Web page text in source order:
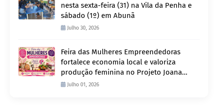
nesta sexta-feira (31) na Vila da Penha e
sábado (1º) em Abunã
Julho 30, 2026
Feira das Mulheres Empreendedoras
fortalece economia local e valoriza
produção feminina no Projeto Joana
D’Arc
Julho 01, 2026